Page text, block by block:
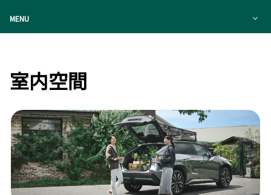
MENU
室内空間